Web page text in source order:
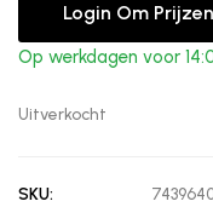
Login Om
Op werkdagen voor
Uitverkocht
SKU: